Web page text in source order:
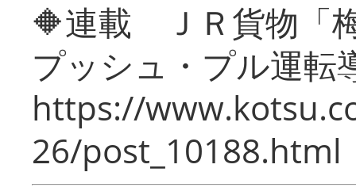
🔶連載 ＪＲ貨物「
プッシュ・プル運転
https://
26/post_10188.html